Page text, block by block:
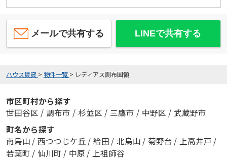
メールで共有する LINEで共有する
ハウス賃貸 > 物件一覧 > レディアス調布国領
市区町村から探す
世田谷区 / 調布市 / 杉並区 / 三鷹市 / 中野区 / 武蔵野市
町名から探す
南烏山 / 西つつじケ丘 / 給田 / 北烏山 / 菊野台 / 上高井戸 /
若葉町 / 仙川町 / 中原 / 上祖師谷